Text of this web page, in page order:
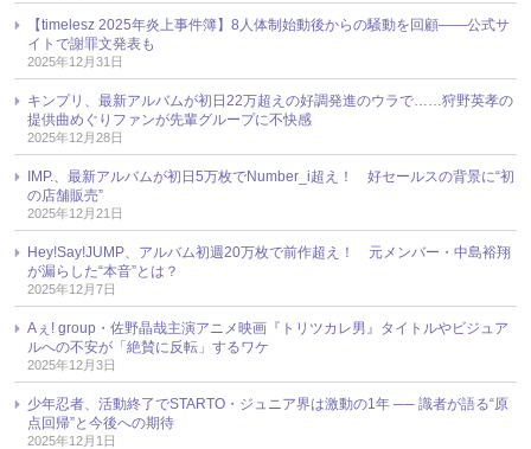
【timelesz 2025年炎上事件簿】8人体制始動後からの騒動を回顧――公式サ
イトで謝罪文発表も
2025年12月31日
キンプリ、最新アルバムが初日22万超えの好調発進のウラで……狩野英孝の
提供曲めぐりファンが先輩グループに不快感
2025年12月28日
IMP.、最新アルバムが初日5万枚でNumber_i超え！ 好セールスの背景に“初
の店舗販売”
2025年12月21日
Hey!Say!JUMP、アルバム初週20万枚で前作超え！ 元メンバー・中島裕翔
が漏らした“本音”とは？
2025年12月7日
Aぇ! group・佐野晶哉主演アニメ映画『トリツカレ男』タイトルやビジュア
ルへの不安が「絶賛に反転」するワケ
2025年12月3日
少年忍者、活動終了でSTARTO・ジュニア界は激動の1年 ── 識者が語る“原
点回帰”と今後への期待
2025年12月1日